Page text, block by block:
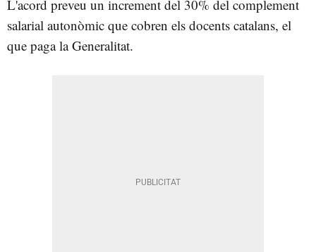
L'acord preveu un increment del 30% del complement
salarial autonòmic que cobren els docents catalans, el
que paga la Generalitat.